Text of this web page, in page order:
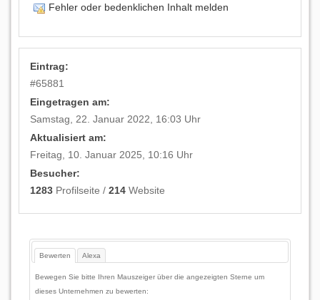
Fehler oder bedenklichen Inhalt melden
Eintrag:
#65881
Eingetragen am:
Samstag, 22. Januar 2022, 16:03 Uhr
Aktualisiert am:
Freitag, 10. Januar 2025, 10:16 Uhr
Besucher:
1283 Profilseite /214 Website
Bewerten Alexa
Bewegen Sie bitte Ihren Mauszeiger über die angezeigten Sterne um
dieses Unternehmen zu bewerten: